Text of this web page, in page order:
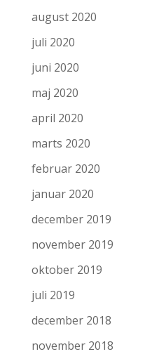
august 2020
juli 2020
juni 2020
maj 2020
april 2020
marts 2020
februar 2020
januar 2020
december 2019
november 2019
oktober 2019
juli 2019
december 2018
november 2018